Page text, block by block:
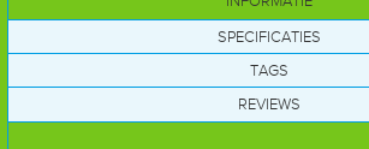
SPECIFICATIES
TAGS
REVIEWS